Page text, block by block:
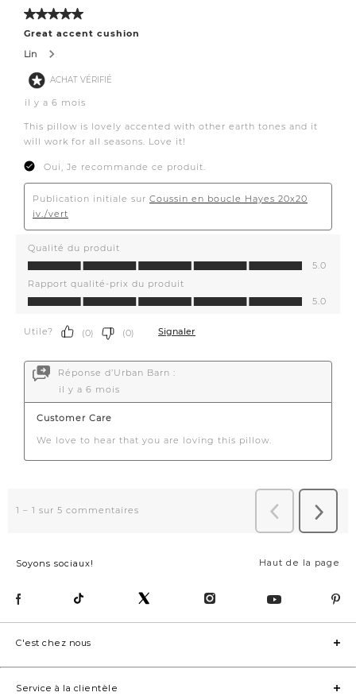
Haut de la page
Soyons sociaux!
C'est chez nous
Service à la clientèle